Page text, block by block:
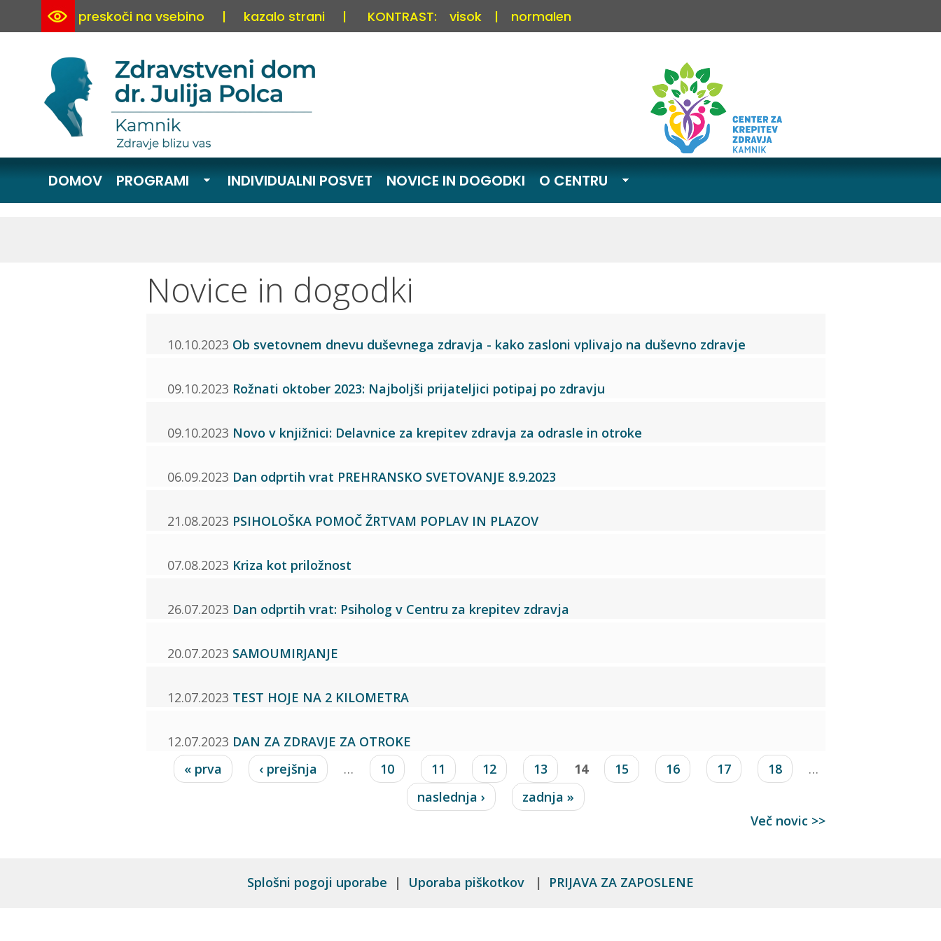
preskoči na vsebino | kazalo strani | KONTRAST: visok | normalen
DOMOV PROGRAMI INDIVIDUALNI POSVET NOVICE IN DOGODKI O CENTRU
Novice in dogodki
10.10.2023 Ob svetovnem dnevu duševnega zdravja - kako zasloni vplivajo na duševno zdravje
09.10.2023 Rožnati oktober 2023: Najboljši prijateljici potipaj po zdravju
09.10.2023 Novo v knjižnici: Delavnice za krepitev zdravja za odrasle in otroke
06.09.2023 Dan odprtih vrat PREHRANSKO SVETOVANJE 8.9.2023
21.08.2023 PSIHOLOŠKA POMOČ ŽRTVAM POPLAV IN PLAZOV
07.08.2023 Kriza kot priložnost
26.07.2023 Dan odprtih vrat: Psiholog v Centru za krepitev zdravja
20.07.2023 SAMOUMIRJANJE
12.07.2023 TEST HOJE NA 2 KILOMETRA
12.07.2023 DAN ZA ZDRAVJE ZA OTROKE
Strani
« prva ‹ prejšnja … 10 11 12 13 14 15 16 17 18
…
naslednja ›
zadnja »
Več novic >>
Splošni pogoji uporabe | Uporaba piškotkov | PRIJAVA ZA ZAPOSLENE